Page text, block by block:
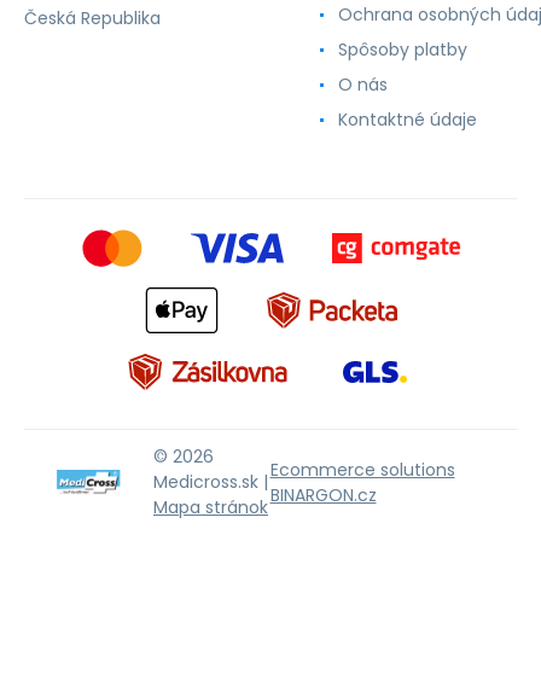
Česká Republika
Ochrana osobných
Spôsoby platby
O nás
Kontaktné údaje
© 2026
Medicross.sk |
Mapa stránok
Ecommerce solutions
BINARGON.cz